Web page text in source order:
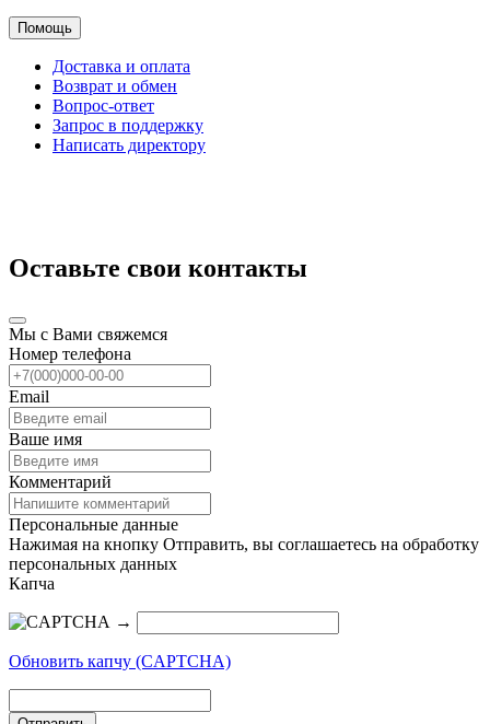
Помощь
Доставка и оплата
Возврат и обмен
Вопрос-ответ
Запрос в поддержку
Написать директору
Оставьте свои контакты
Мы с Вами свяжемся
Номер телефона
Email
Ваше имя
Комментарий
Персональные данные
Нажимая на кнопку Отправить, вы соглашаетесь на обработку
персональных данных
Капча
→
Обновить капчу (CAPTCHA)